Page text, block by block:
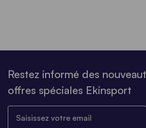
Restez informé des
offres spéciales Ekinsport